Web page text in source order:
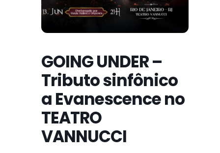
GOING UNDER –
Tributo sinfônico
a Evanescence no
TEATRO
VANNUCCI